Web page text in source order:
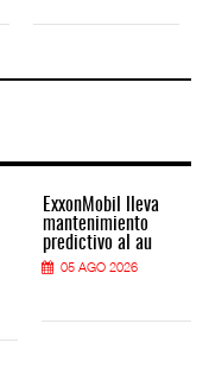
ExxonMobil lleva
mantenimiento
predictivo al au
05 AGO 2026